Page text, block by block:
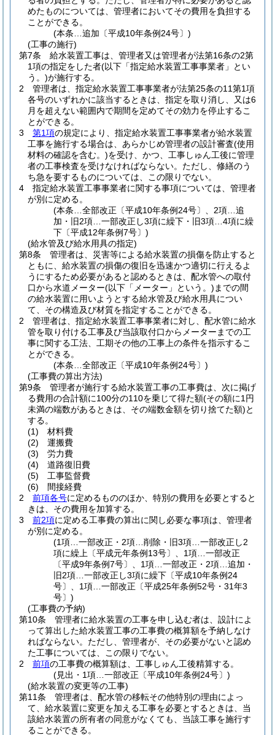
めたものについては、管理者においてその費用を負担する
ことができる。
(本条…追加〔平成10年条例24号〕)
(工事の施行)
第7条
給水装置工事は、管理者又は管理者が法第16条の2第
1項の指定をした者(以下「指定給水装置工事事業者」とい
う。)が施行する。
2
管理者は、指定給水装置工事事業者が法第25条の11第1項
各号のいずれかに該当するときは、指定を取り消し、又は6
月を超えない範囲内で期間を定めてその効力を停止するこ
とができる。
3
第1項の規定により、指定給水装置工事事業者が給水装置
工事を施行する場合は、あらかじめ管理者の設計審査(使用
材料の確認を含む。)を受け、かつ、工事しゅん工後に管理
者の工事検査を受けなければならない。 ただし、修繕のう
ち急を要するものについては、この限りでない。
4
指定給水装置工事事業者に関する事項については、管理者
が別に定める。
(本条…全部改正〔平成10年条例24号〕、2項…追
加・旧2項…一部改正し3項に繰下・旧3項…4項に繰
下〔平成12年条例7号〕)
(給水管及び給水用具の指定)
第8条
管理者は、災害等による給水装置の損傷を防止すると
ともに、給水装置の損傷の復旧を迅速かつ適切に行えるよ
うにするため必要があると認めるときは、配水管への取付
口から水道メーター(以下「メーター」という。) までの間
の給水装置に用いようとする給水管及び給水用具につい
て、その構造及び材質を指定することができる。
2
管理者は、指定給水装置工事事業者に対し、配水管に給水
管を取り付ける工事及び当該取付口からメーターまでの工
事に関する工法、工期その他の工事上の条件を指示するこ
とができる。
(本条…全部改正〔平成10年条例24号〕)
(工事費の算出方法)
第9条
管理者が施行する給水装置工事の工事費は、次に掲げ
る費用の合計額に100分の110を乗じて得た額(その額に1円
未満の端数があるときは、その端数金額を切り捨てた額)と
する。
(1)
材料費
(2)
運搬費
(3)
労力費
(4)
道路復旧費
(5)
工事監督費
(6)
間接経費
2
前項各号に定めるもののほか、特別の費用を必要とすると
きは、その費用を加算する。
3
前2項に定める工事費の算出に関し必要な事項は、管理者
が別に定める。
(1項…一部改正・2項…削除・旧3項…一部改正し2
項に繰上〔平成元年条例13号〕、1項…一部改正
〔平成9年条例7号〕、1項…一部改正・2項…追加・
旧2項…一部改正し3項に繰下〔平成10年条例24
号〕、1項…一部改正〔平成25年条例52号・31年3
号〕)
(工事費の予納)
第10条
管理者に給水装置の工事を申し込む者は、設計によ
って算出した給水装置工事の工事費の概算額を予納しなけ
ればならない。 ただし、管理者が、その必要がないと認め
た工事については、この限りでない。
2
前項の工事費の概算額は、工事しゅん工後精算する。
(見出・1項…一部改正〔平成10年条例24号〕)
(給水装置の変更等の工事)
第11条
管理者は、配水管の移転その他特別の理由によっ
て、給水装置に変更を加える工事を必要とするときは、当
該給水装置の所有者の同意がなくても、当該工事を施行す
ることができる。